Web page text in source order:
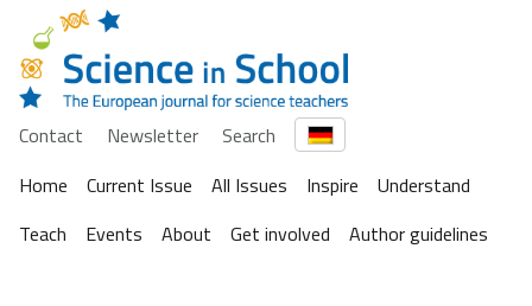
Contact Newsletter
Search
Home
Current Issue All Issues Inspire
Understand
Teach
Events About Get involved Author guidelines